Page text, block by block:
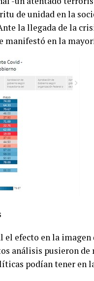
de unidad en la
la llegada de la
manifestó en la
efecto en la imagen
análisis pusieron de
podían tener en